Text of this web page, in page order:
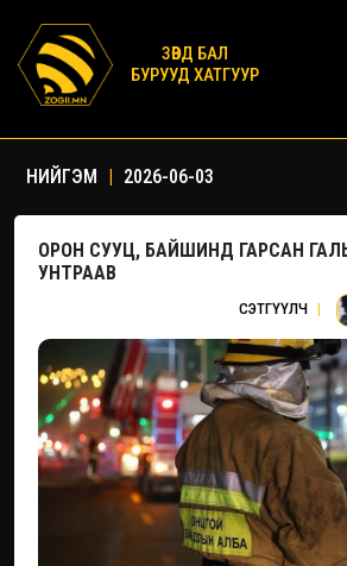
ЗӨВД БАЛ
БУРУУД ХАТГУУР
НИЙГЭМ | 2026-06-03
ОРОН СУУЦ, БАЙШИНД ГАРСАН
УНТРААВ
СЭТГҮҮЛЧ |